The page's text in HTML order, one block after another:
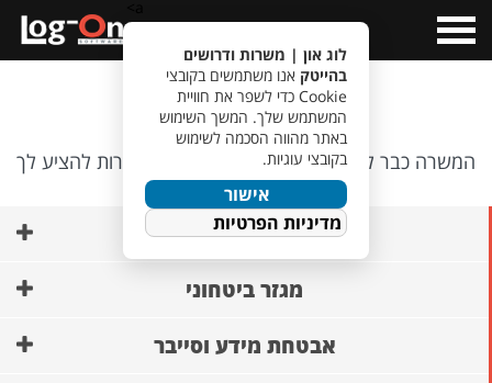
Menu
אופס…
המשרה כבר לא קיימת, אבל יש לנו משרות אחרות להציע לך
🙂
AI ופיתוח מודלים
מגזר ביטחוני
אבטחת מידע וסייבר
לוג און | משרות ודרושים
בהייטק אנו משתמשים בקובצי
Cookie כדי לשפר את חוויית
המשתמש שלך. המשך השימוש
באתר מהווה הסכמה לשימוש
בקובצי עוגיות.
אישור
מדיניות הפרטיות